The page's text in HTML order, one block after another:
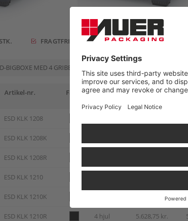
FRAGTFRIT FRA 1.869 KR. NETTO!
BIGBOXE MED 4 GRIBEKLAPPER
Artikel-nr. Farve Udførsel Pris pr. stk.
ESD KLK 1208
ESD KLK 1208K
ESD KLK 1208R
ESD KLK 1210
ESD KLK 1210K 5.351,94 kr.
ESD KLK 1210R 4 hjul 5.628,75 kr.